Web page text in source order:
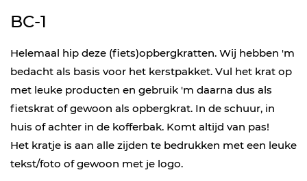
BC-1
Helemaal hip deze (fiets)opbergkratten. Wij hebben 'm
bedacht als basis voor het kerstpakket. Vul het krat op
met leuke producten en gebruik 'm daarna dus als
fietskrat of gewoon als opbergkrat. In de schuur, in
huis of achter in de kofferbak. Komt altijd van pas!
Het kratje is aan alle zijden te bedrukken met een leuke
tekst/foto of gewoon met je logo.